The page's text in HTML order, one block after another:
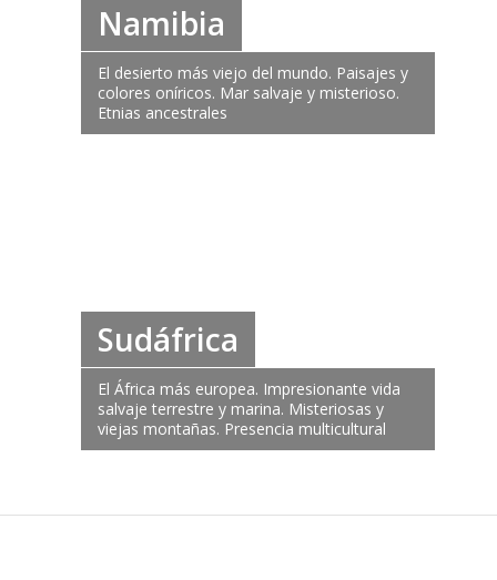
Namibia
El desierto más viejo del mundo. Paisajes y
colores oníricos. Mar salvaje y misterioso.
Etnias ancestrales
Sudáfrica
El África más europea. Impresionante vida
salvaje terrestre y marina. Misteriosas y
viejas montañas. Presencia multicultural